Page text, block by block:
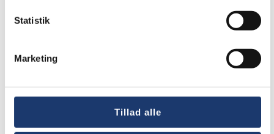
Statistik
Marketing
Tillad alle